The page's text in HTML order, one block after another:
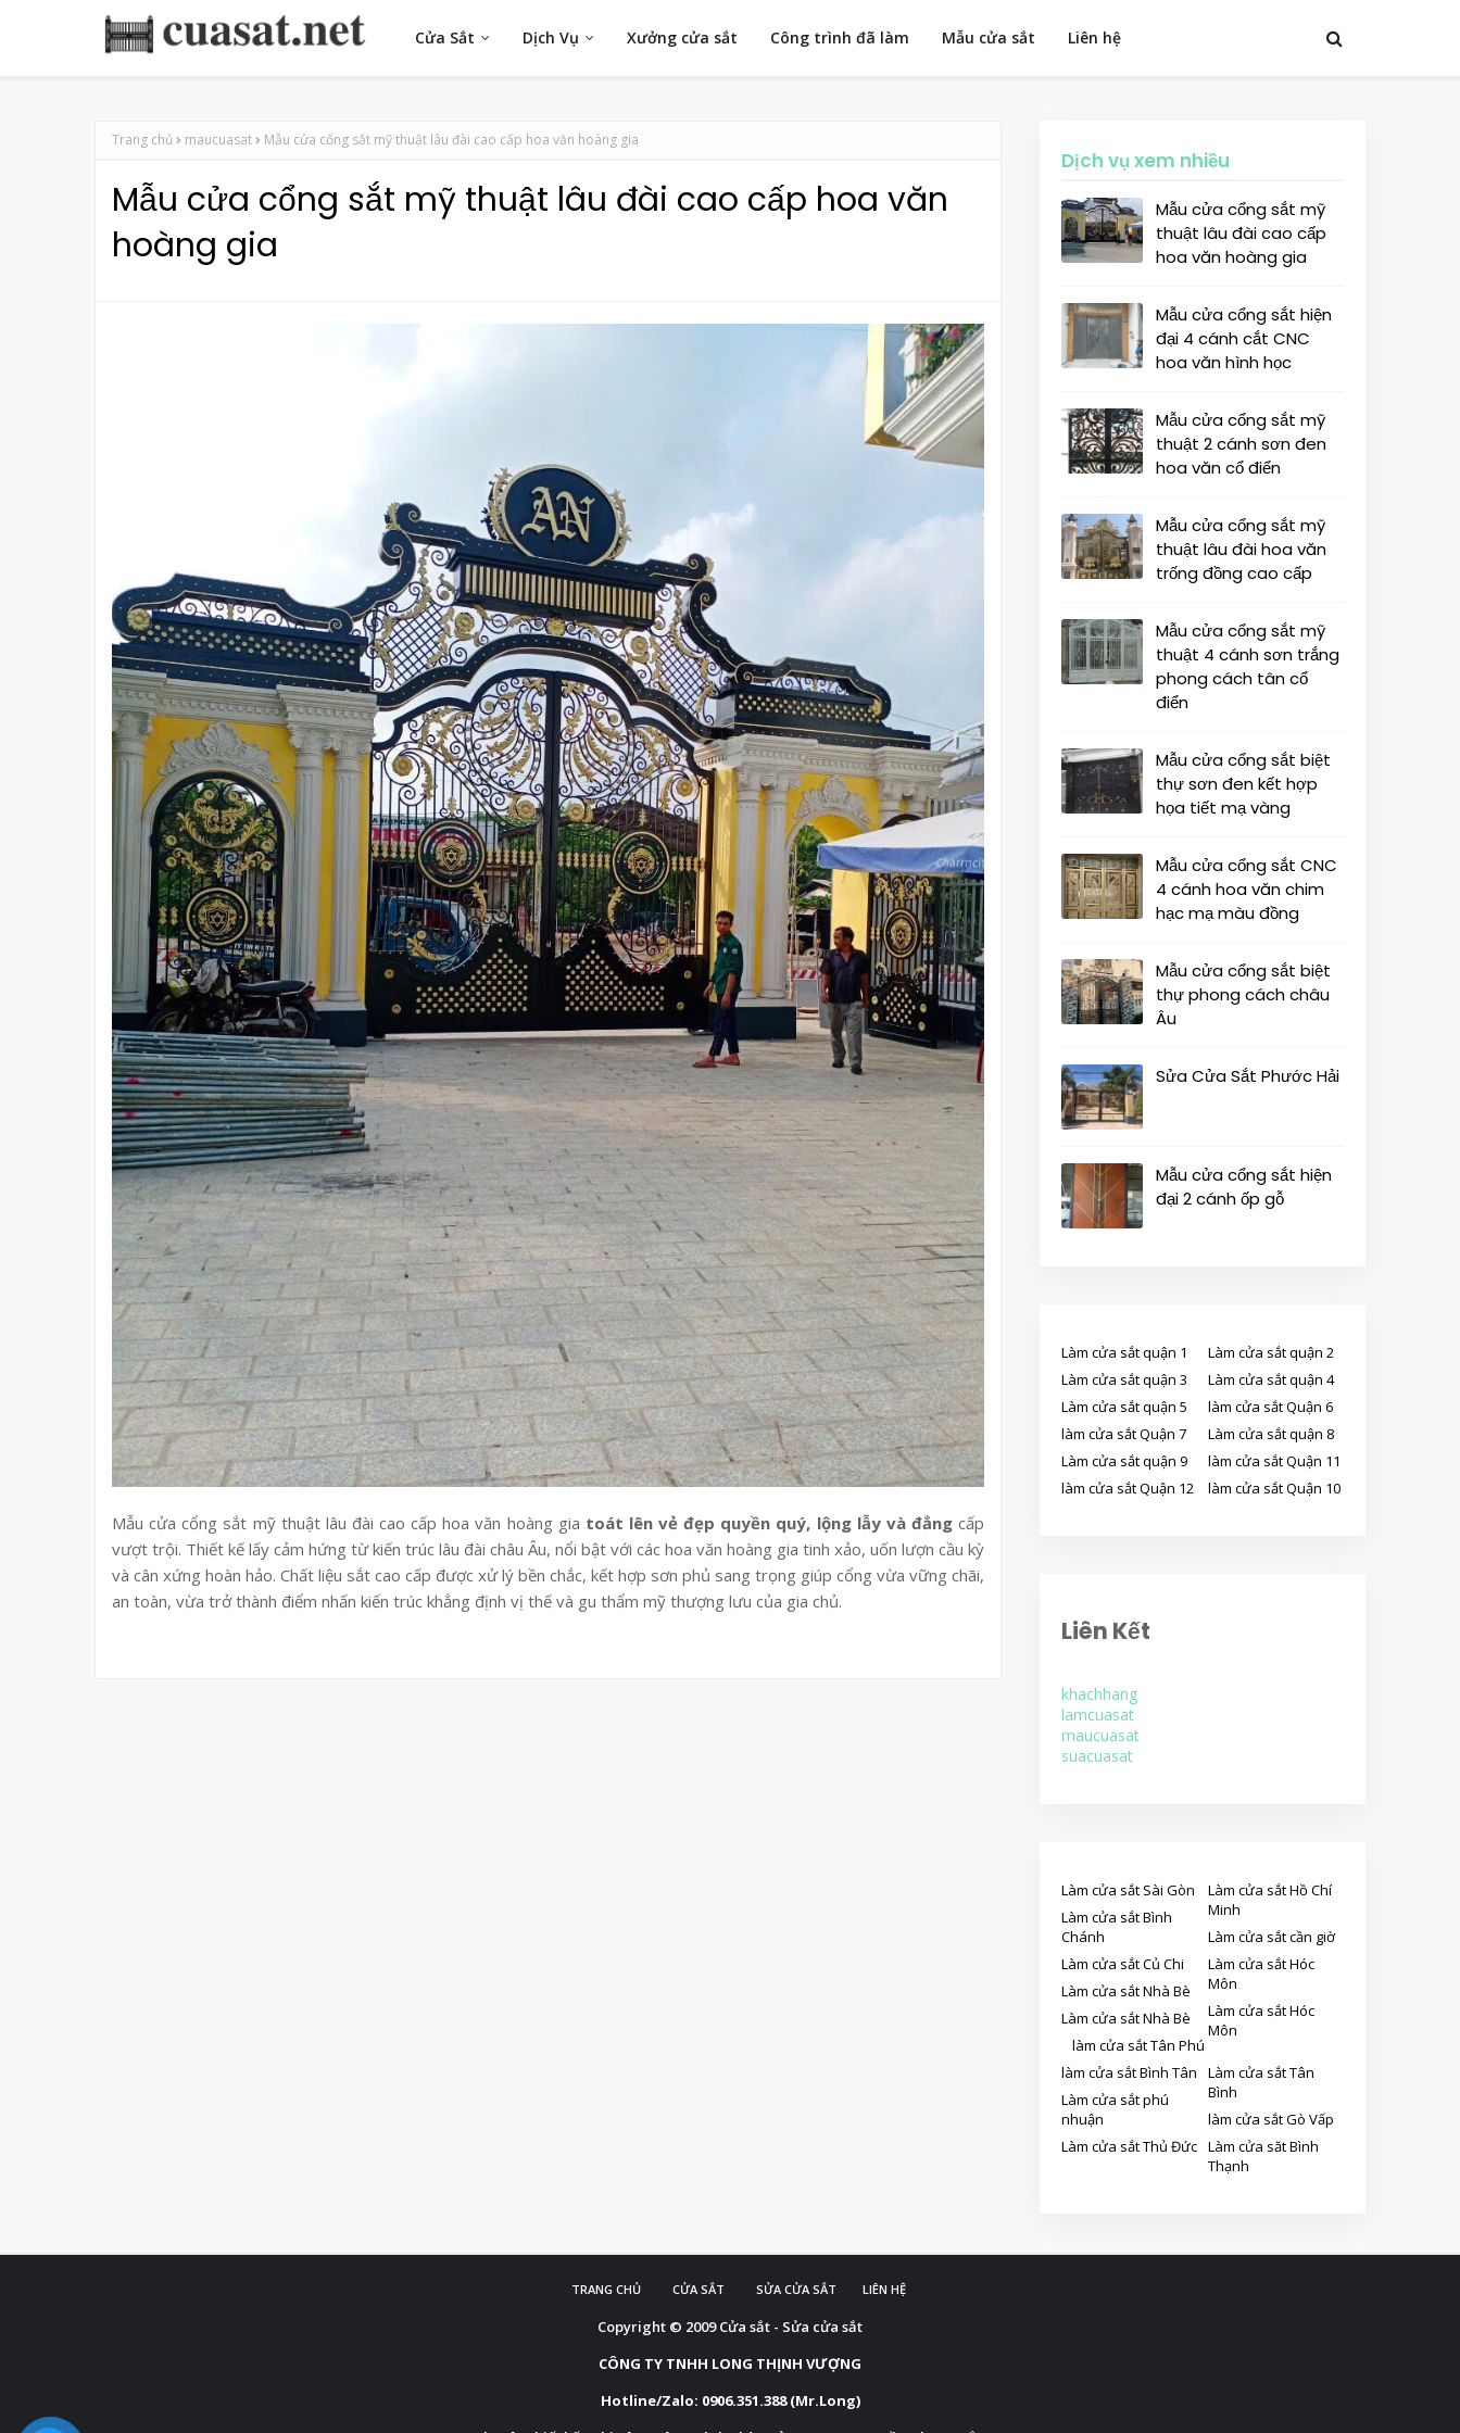
Cửa Sắt Dịch Vụ Xưởng cửa sắt Công trình đã làm Mẫu cửa sắt Liên hệ
Trang chủ maucuasat Mẫu cửa cổng sắt mỹ thuật lâu đài cao cấp hoa văn hoàng gia
Mẫu cửa cổng sắt mỹ thuật lâu đài cao cấp hoa văn
hoàng gia
Mẫu cửa cổng sắt mỹ thuật lâu đài cao cấp hoa văn hoàng gia toát lên vẻ đẹp quyền quý, lộng lẫy và đẳng cấp
vượt trội. Thiết kế lấy cảm hứng từ kiến trúc lâu đài châu Âu, nổi bật với các hoa văn hoàng gia tinh xảo, uốn lượn cầu kỳ
và cân xứng hoàn hảo. Chất liệu sắt cao cấp được xử lý bền chắc, kết hợp sơn phủ sang trọng giúp cổng vừa vững chãi,
an toàn, vừa trở thành điểm nhấn kiến trúc khẳng định vị thế và gu thẩm mỹ thượng lưu của gia chủ.
Dịch vụ xem nhiều
Mẫu cửa cổng sắt mỹ
thuật lâu đài cao cấp
hoa văn hoàng gia
Mẫu cửa cổng sắt hiện
đại 4 cánh cắt CNC
hoa văn hình học
Mẫu cửa cổng sắt mỹ
thuật 2 cánh sơn đen
hoa văn cổ điển
Mẫu cửa cổng sắt mỹ
thuật lâu đài hoa văn
trống đồng cao cấp
Mẫu cửa cổng sắt mỹ
thuật 4 cánh sơn trắng
phong cách tân cổ
điển
Mẫu cửa cổng sắt biệt
thự sơn đen kết hợp
họa tiết mạ vàng
Mẫu cửa cổng sắt CNC
4 cánh hoa văn chim
hạc mạ màu đồng
Mẫu cửa cổng sắt biệt
thự phong cách châu
Âu
Sửa Cửa Sắt Phước Hải
Mẫu cửa cổng sắt hiện
đại 2 cánh ốp gỗ
Làm cửa sắt quận 1
Làm cửa sắt quận 2
Làm cửa sắt quận 3
Làm cửa sắt quận 4
Làm cửa sắt quận 5
làm cửa sắt Quận 6
làm cửa sắt Quận 7
Làm cửa sắt quận 8
Làm cửa sắt quận 9
làm cửa sắt Quận 11
làm cửa sắt Quận 12
làm cửa sắt Quận 10
Liên Kết
khachhang
lamcuasat
maucuasat
suacuasat
Làm cửa sắt Sài Gòn
Làm cửa sắt Hồ Chí
Minh
Làm cửa sắt Bình
Chánh
Làm cửa sắt cần giờ
Làm cửa sắt Củ Chi
Làm cửa sắt Hóc
Môn
Làm cửa sắt Nhà Bè
Làm cửa sắt Hóc
Môn
Làm cửa sắt Nhà Bè
làm cửa sắt Tân Phú
làm cửa sắt Bình Tân
Làm cửa sắt Tân
Bình
Làm cửa sắt phú
nhuận
làm cửa sắt Gò Vấp
Làm cửa sắt Thủ Đức Làm cửa săt Bình
Thạnh
TRANG CHỦ CỬA SẮT SỬA CỬA SẮT LIÊN HỆ
Copyright © 2009Cửa sắt - Sửa cửa sắt
CÔNG TY TNHH LONG THỊNH VƯỢNG
Hotline/Zalo: 0906.351.388 (Mr.Long)